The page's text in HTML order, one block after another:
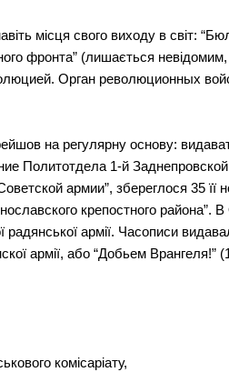
місця свого виходу в світ:
фронта” (лишається невідомим,
Орган революционных
на регулярну основу:
Политотдела 1-й
армии”, збереглося 35 її
крепостного района”.
армії. Часописи
армії, або “Добьем Врангеля!”
комісаріату,